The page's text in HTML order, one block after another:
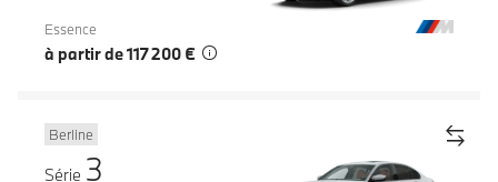
Essence
à partir de 117 200 €
Berline
Série 3